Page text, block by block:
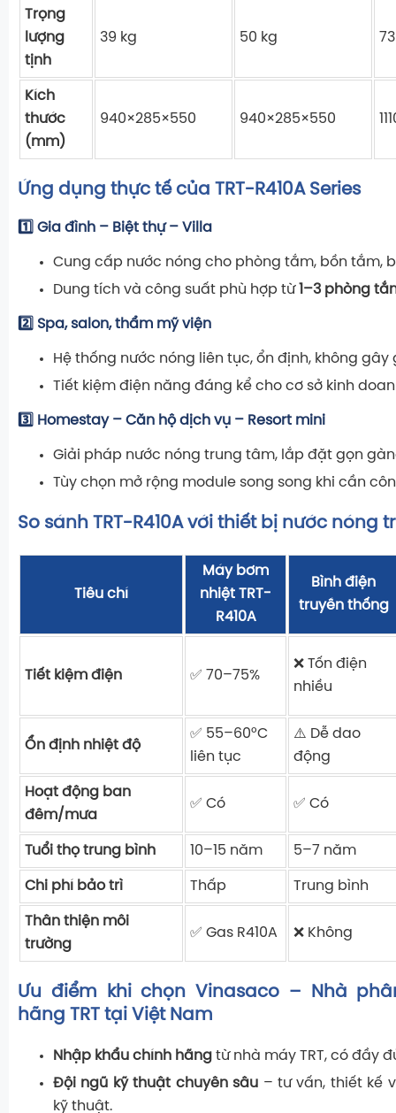
Trọng
lượng
tịnh
39 kg 50 kg
Kích
thước
(mm)
940×285×550 940×285×550
Ứng dụng thực tế của TRT-R410A Series
1️⃣ Gia đình – Biệt thự – Villa
Cung cấp nước nóng cho phòng tắm, bồn tắm,
Dung tích và công suất phù hợp từ1–3 phòng
2️⃣ Spa, salon, thẩm mỹ viện
Hệ thống nước nóng liên tục, ổn định, không gây
Tiết kiệm điện năng đáng kể cho cơ sở kinh
3️⃣ Homestay – Căn hộ dịch vụ – Resort mini
Giải pháp nước nóng trung tâm, lắp đặt gọn
Tùy chọn mở rộng module song song khi cần
So sánh TRT-R410A với thiết bị nước nóng
Tiêu chí
Máy bơm
nhiệt TRT-
R410A
Bình điện
truyền thống
Tiết kiệm điện ✅ 70–75%
❌ Tốn điện
nhiều
Ổn định nhiệt độ
✅ 55–60°C
liên tục
⚠️ Dễ dao
động
Hoạt động ban
đêm/mưa
✅ Có ✅ Có
Tuổi thọ trung bình 10–15 năm 5–7 năm
Chi phí bảo trì Thấp Trung bình
Thân thiện môi
trường
✅ Gas R410A ❌ Không
Ưu điểm khi chọn Vinasaco – Nhà
hãng TRT tại Việt Nam
Nhập khẩu chính hãng từ nhà máy TRT, có đầy
Đội ngũ kỹ thuật chuyên sâu – tư vấn, thiết kế
kỹ thuật.